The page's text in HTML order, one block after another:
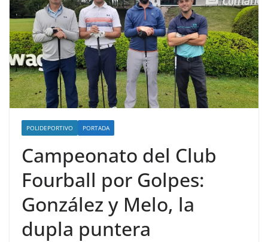
POLIDEPORTIVO PORTADA
Campeonato del Club
Fourball por Golpes:
González y Melo, la
dupla puntera